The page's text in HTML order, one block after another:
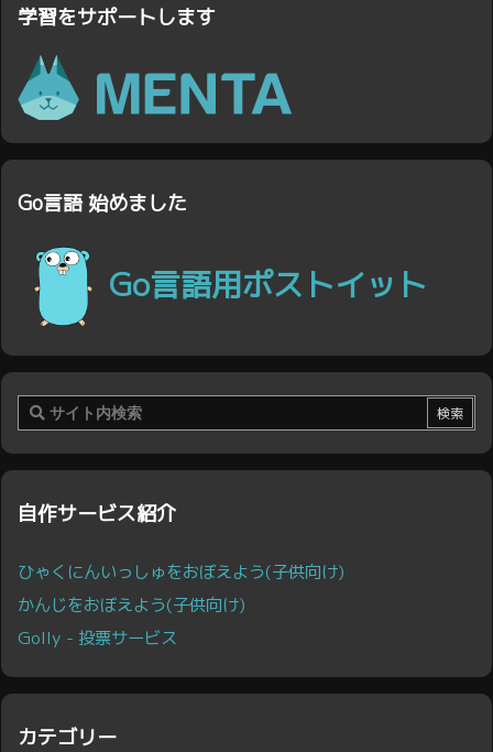
学習をサポートします
Go言語 始めました
Go言語用ポストイット
自作サービス紹介
ひゃくにんいっしゅをおぼえよう(子供向け)
かんじをおぼえよう(子供向け)
Golly - 投票サービス
カテゴリー